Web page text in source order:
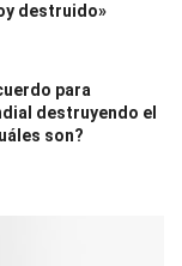
destruido»
para
destruyendo el
son?